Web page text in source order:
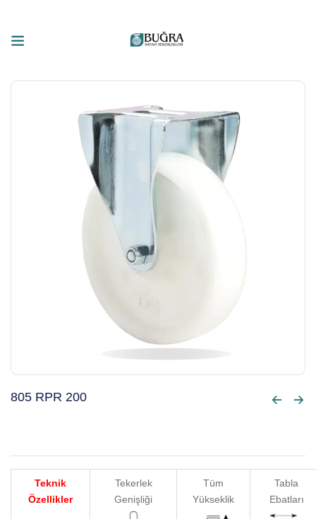
805 RPR 200
Teknik
Özellikler
Tekerlek
Genişliği
Tüm
Yükseklik
Tabla
Ebatları